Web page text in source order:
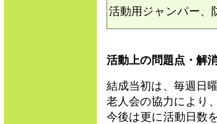
活動用ジャンパー、
活動上の問題点・解
結成当初は、毎週日
老人会の協力により
今後は更に活動日数